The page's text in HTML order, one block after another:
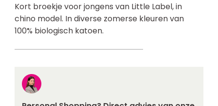
Kort broekje voor jongens van Little Label, in
chino model. In diverse zomerse kleuren van
100% biologisch katoen.